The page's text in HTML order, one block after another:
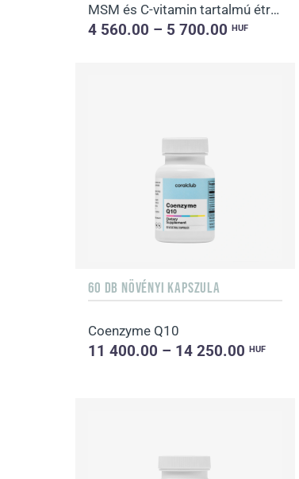
MSM és C-vitamin tartalmú étrend-kiegészítő
4 560.00 – 5 700.00HUF
60 DB NÖVÉNYI KAPSZULA
Coenzyme Q10
11 400.00 – 14 250.00HUF